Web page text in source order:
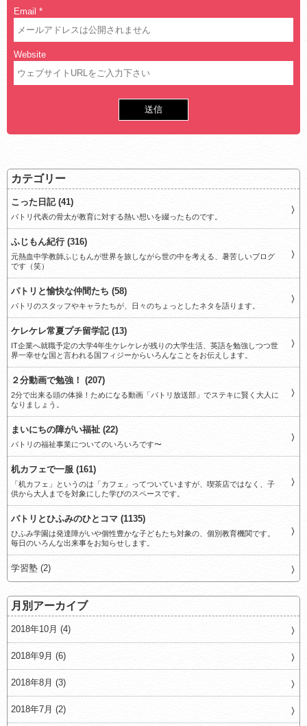
Email *
Website
カテゴリー
こった日記 (41)
パトリ代表の骨太が教育に対する熱い想いを綴ったものです。
ふじもん紀行 (316)
元熱血中学教師ふじもんが世界を旅しながら世の中を考える、暑苦しいブログ
です（笑）
パトリと愉快な仲間たち (58)
パトリのスタッフやキャラたちが、日々のちょっとしたネタを語ります。
ケレケレ常夏プチ留学記 (13)
IT企業へ就職予定の大学4年生ケレケレが残りの大学生活、英語を勉強しつつ世
界一幸せな国と言われる国フィジーからいろんなことをお伝えします。
２分動画で勉強！ (207)
2分で出来る頭の体操！ためになる動画「パトリ放送部」でステキに賢く大人に
なりましょう。
まいにちの障がい福祉 (22)
パトリの福祉事業についてのいろいろです〜
机カフェで一服 (161)
「机カフェ」というのは「カフェ」ってついていますが、喫茶店ではなく、子
供から大人までを対象にした学びのスペースです。
パトリとひふみのひとコマ (1135)
ひふみ学園は発達障がいや個性豊かな子どもたち対象の、個別教育機関です。
毎日のいろんな出来事をお知らせします。
学習塾 (2)
月別アーカイブ
2018年10月 (4)
2018年9月 (6)
2018年8月 (3)
2018年7月 (2)